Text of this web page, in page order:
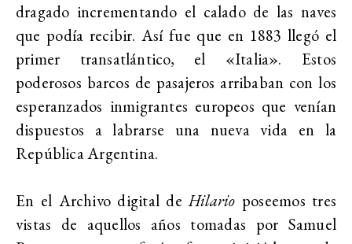
dragado incrementando el calado de las naves
que podía recibir. Así fue que en 1883 llegó el
primer transatlántico, el «Italia». Estos
poderosos barcos de pasajeros arribaban con los
esperanzados inmigrantes europeos que venían
dispuestos a labrarse una nueva vida en la
República Argentina.
En el Archivo digital deHilario poseemos tres
vistas de aquellos años tomadas por Samuel